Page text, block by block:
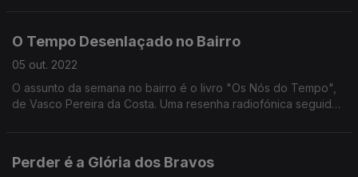
O Tempo Desenlaçado no Bairro
05 out. 2022
O assunto da semana no bairro é o livro "Os Nós do Tempo",
de Vasco Pereira da Costa. Uma resenha radiofónica seguida
Perder é a Glória dos Bravos